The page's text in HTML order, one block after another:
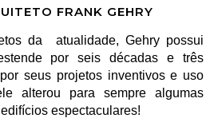
FRANK GEHRY
da atualidade, Gehry possui
por seis décadas e três
seus projetos inventivos e uso
alterou para sempre algumas
espectaculares!